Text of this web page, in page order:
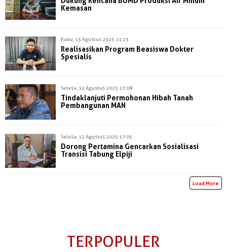
Kemasan
Rabu, 13 Agustus 2025 11:23
Realisasikan Program Beasiswa Dokter
Spesialis
Selasa, 12 Agustus 2025 17:08
Tindaklanjuti Permohonan Hibah Tanah
Pembangunan MAN
Selasa, 12 Agustus 2025 17:05
Dorong Pertamina Gencarkan Sosialisasi
Transisi Tabung Elpiji
Load More
TERPOPULER